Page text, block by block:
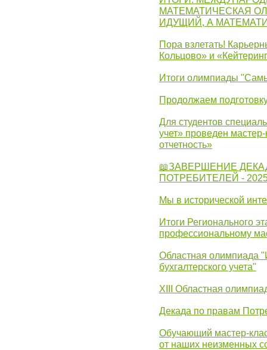
МАТЕМАТИЧЕСКАЯ
ИДУЩИЙ, А
Пора взлетать!
Кольцово» и
Итоги олимпиады
Продолжаем
Для студентов
учет» проведен
отчетность»
📖ЗАВЕРШЕНИЕ
ПОТРЕБИТЕЛЕЙ -
Мы в исторической
Итоги Регионального
профессиональному
Областная олимпиада
бухгалтерского учета"
XIII Областная
Декада по правам
Обучающий мастер-
от наших неизменных